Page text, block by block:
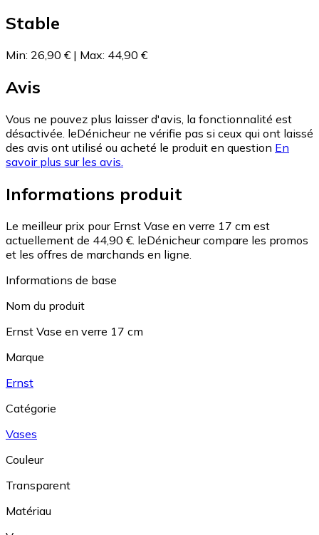
Stable
Min: 26,90 € | Max: 44,90 €
Avis
Vous ne pouvez plus laisser d'avis, la fonctionnalité est
désactivée. leDénicheur ne vérifie pas si ceux qui ont laissé
des avis ont utilisé ou acheté le produit en question En
savoir plus sur les avis.
Informations produit
Le meilleur prix pour Ernst Vase en verre 17 cm est
actuellement de 44,90 €. leDénicheur compare les promos
et les offres de marchands en ligne.
Informations de base
Nom du produit
Ernst Vase en verre 17 cm
Marque
Ernst
Catégorie
Vases
Couleur
Transparent
Matériau